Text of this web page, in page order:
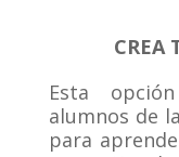
CREA
Esta
alumnos de
para